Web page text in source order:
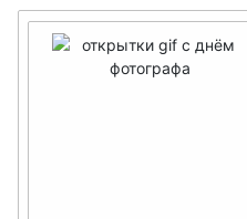
День
бухгалтера
День